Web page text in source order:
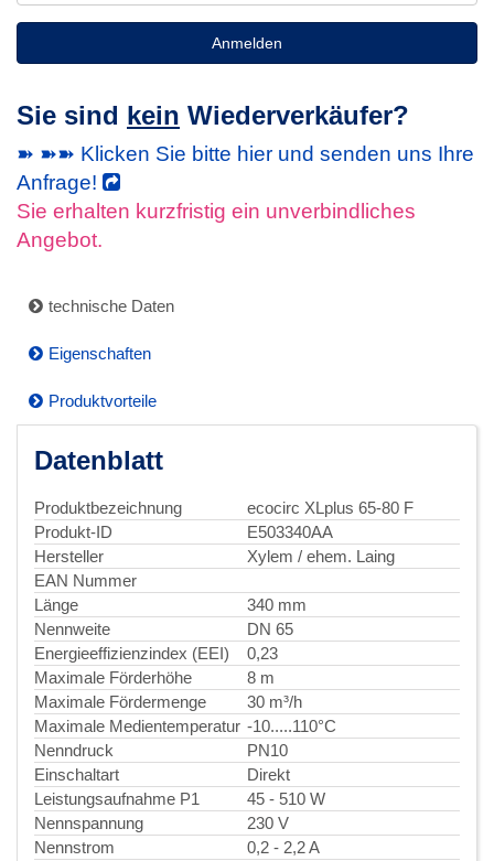
Anmelden
Sie sind kein Wiederverkäufer?
➽ ➽➽ Klicken Sie bitte hier und senden uns Ihre
Anfrage!
Sie erhalten kurzfristig ein unverbindliches
Angebot.
technische Daten
Eigenschaften
Produktvorteile
Datenblatt
Produktbezeichnung
ecocirc XLplus 65-80 F
Produkt-ID
E503340AA
Hersteller
Xylem / ehem. Laing
EAN Nummer
Länge
340 mm
Nennweite
DN 65
Energieeffizienzindex (EEI)
0,23
Maximale Förderhöhe
8 m
Maximale Fördermenge
30 m³/h
Maximale Medientemperatur -10.....110°C
Nenndruck
PN10
Einschaltart
Direkt
Leistungsaufnahme P1
45 - 510 W
Nennspannung
230 V
Nennstrom
0,2 - 2,2 A